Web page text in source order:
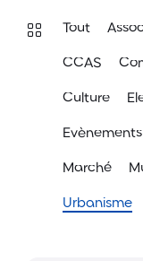
Tout
CCAS
Culture
Marché
Urbanisme